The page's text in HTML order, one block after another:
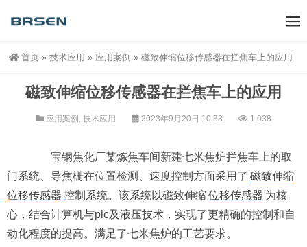
首页 » 技术应用 » 应用案例 » 磁致伸缩位移传感器在拦焦车上的应用
磁致伸缩位移传感器在拦焦车上的应用
应用案例 , 技术应用 2023年9月20日 10:33 1,038
宝钢焦化厂某炼焦车间新建七米焦炉拦焦车上的取
门系统、导焦栅在位置检测、速度控制方面采用了 磁致伸缩
位移传感器 控制系统。该系统以磁致伸缩位移传感器 为核
心，结合计算机与plc及液压技术，实现了更精确的控制和自
动化程度的提高。满足了七米焦炉的工艺要求。